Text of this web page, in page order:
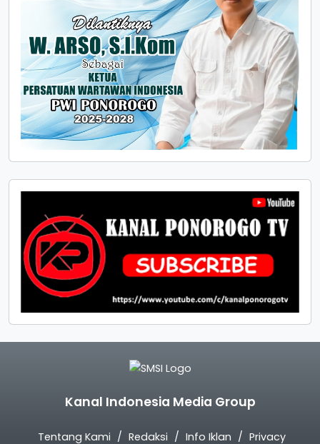
Kanal Indonesia Media Group
Tentang Kami Redaksi Info Iklan Privacy